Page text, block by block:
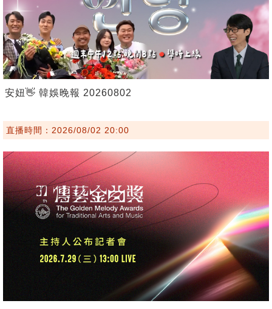
安妞👋 韓娛晚報 20260802
直播時間：2026/08/02 20:00